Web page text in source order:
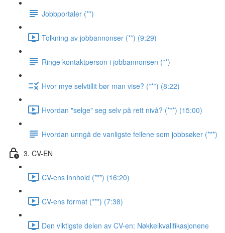
Jobbportaler (**)
Tolkning av jobbannonser (**) (9:29)
Ringe kontaktperson i jobbannonsen (**)
Hvor mye selvtillit bør man vise? (***) (8:22)
Hvordan "selge" seg selv på rett nivå? (***) (15:00)
Hvordan unngå de vanligste feilene som jobbsøker (***)
3. CV-EN
CV-ens innhold (***) (16:20)
CV-ens format (***) (7:38)
Den viktigste delen av CV-en: Nøkkelkvalifikasjonene